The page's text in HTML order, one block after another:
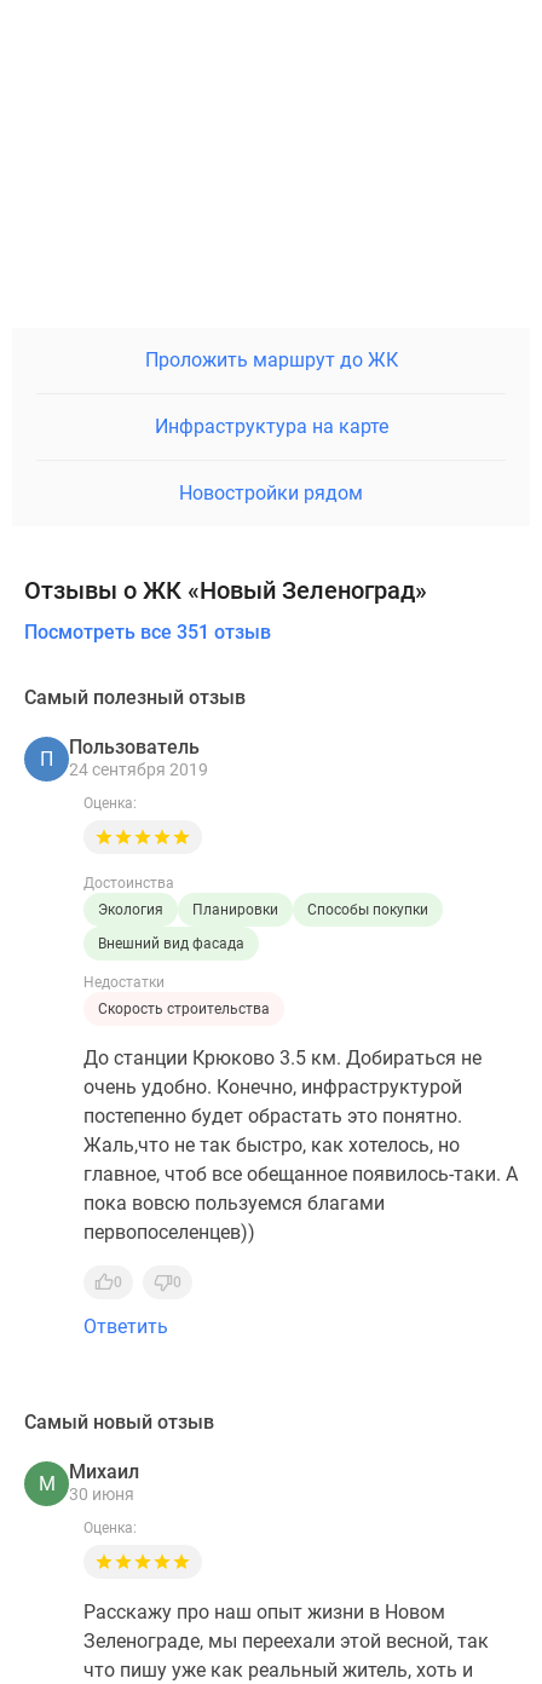
Проложить маршрут до ЖК
Инфраструктура на карте
Новостройки рядом
Отзывы о ЖК «Новый Зеленоград»
Посмотреть все 351 отзыв
Самый полезный отзыв
П
Пользователь
24 сентября 2019
Оценка:
Достоинства
Экология
Планировки
Способы покупки
Внешний вид фасада
Недостатки
Скорость строительства
До станции Крюково 3.5 км. Добираться не
очень удобно. Конечно, инфраструктурой
постепенно будет обрастать это понятно.
Жаль,что не так быстро, как хотелось, но
главное, чтоб все обещанное появилось-таки. А
пока вовсю пользуемся благами
первопоселенцев))
0 0
Ответить
Самый новый отзыв
М
Михаил
30 июня
Оценка:
Расскажу про наш опыт жизни в Новом
Зеленограде, мы переехали этой весной, так
что пишу уже как реальный житель, хоть и